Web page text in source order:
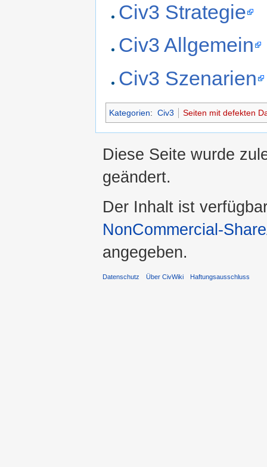
Civ3 Strategie
Civ3 Allgemein
Civ3 Szenarien
Kategorien: Civ3 Seiten mit defekten
Diese Seite wurde
geändert.
Der Inhalt ist
NonCommercial-
angegeben.
Datenschutz Über CivWiki Haftungsausschluss